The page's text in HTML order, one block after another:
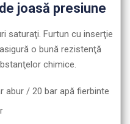
joasă presiune
saturaţi. Furtun cu inserţie
o bună rezistenţă
chimice.
abur / 20 bar apă fierbinte